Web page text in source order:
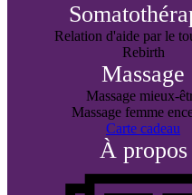
Relation d'aide par le
Rebirth
Massage
Massage mieux-
Massage femme
Carte cadeau
À propos